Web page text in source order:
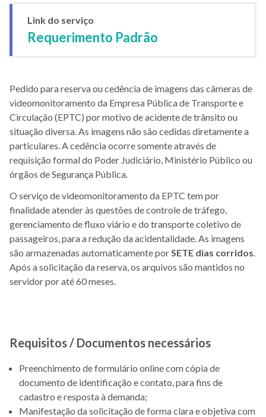
Link do serviço
Requerimento Padrão
Pedido para reserva ou cedência de imagens das câmeras de
videomonitoramento da Empresa Pública de Transporte e
Circulação (EPTC) por motivo de acidente de trânsito ou
situação diversa. As imagens não são cedidas diretamente a
particulares. A cedência ocorre somente através de
requisição formal do Poder Judiciário, Ministério Público ou
órgãos de Segurança Pública.
O serviço de videomonitoramento da EPTC tem por
finalidade atender às questões de controle de tráfego,
gerenciamento de fluxo viário e do transporte coletivo de
passageiros, para a redução da acidentalidade. As imagens
são armazenadas automaticamente porSETE dias corridos.
Após a solicitação da reserva, os arquivos são mantidos no
servidor por até 60 meses.
Requisitos / Documentos necessários
Preenchimento de formulário online com cópia de
documento de identificação e contato, para fins de
cadastro e resposta à demanda;
Manifestação da solicitação de forma clara e objetiva com